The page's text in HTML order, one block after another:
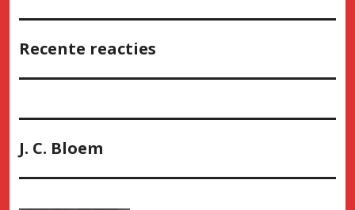
Recente reacties
J. C. Bloem